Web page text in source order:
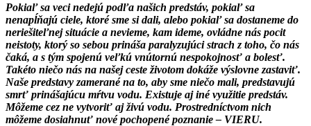
Pokiaľ sa veci nedejú podľa našich predstáv, pokiaľ sa
nenapĺňajú ciele, ktoré sme si dali, alebo pokiaľ sa dostaneme do
neriešiteľnej situácie a nevieme, kam ideme, ovládne nás pocit
neistoty, ktorý so sebou prináša paralyzujúci strach z toho, čo nás
čaká, a s tým spojenú veľkú vnútornú nespokojnosť a bolesť.
Takéto niečo nás na našej ceste životom dokáže výslovne zastaviť.
Naše predstavy zamerané na to, aby sme niečo mali, predstavujú
smrť prinášajúcu mŕtvu vodu. Existuje aj iné využitie predstáv.
Môžeme cez ne vytvoriť aj živú vodu. Prostredníctvom nich
môžeme dosiahnuť nové pochopené poznanie – VIERU.